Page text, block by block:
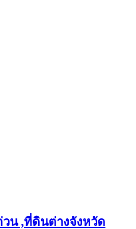
น ,ที่ดินต่างจังหวัด